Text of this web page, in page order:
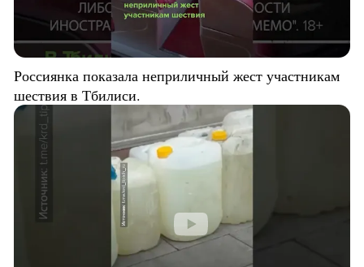
Россиянка показала неприличный жест участникам
шествия в Тбилиси.